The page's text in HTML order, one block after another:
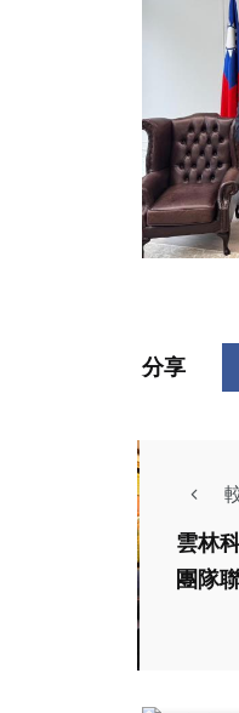
分享
雲林
團隊
專欄